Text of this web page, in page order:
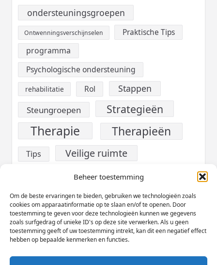
Beheer toestemming
Om de beste ervaringen te bieden, gebruiken we technologieën zoals
cookies om apparaatinformatie op te slaan en/of te openen. Door
toestemming te geven voor deze technologieën kunnen we gegevens
zoals surfgedrag of unieke ID's op deze site verwerken. Als u geen
toestemming geeft of uw toestemming intrekt, kan dit een negatief effect
hebben op bepaalde kenmerken en functies.
ondersteuningsgroepen
Ontwenningsverschijnselen Praktische Tips
programma
Psychologische ondersteuning
rehabilitatie Rol Stappen
Steungroepen Strategieën
Therapie Therapieën
Tips Veilige ruimte
verslaving Voeding
Welzijn Werk
Zelfzorg